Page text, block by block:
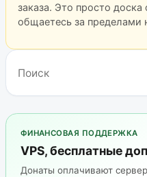
заказа. Это просто
общаетесь за пределами
ФИНАНСОВАЯ ПОДДЕРЖКА
VPS, бесплатные
Донаты оплачивают